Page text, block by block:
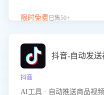
击 “立即开通”，快速获取
限时免费已售50+
抖音-自动发
抖音
AI工具 · 自动推送商品视频